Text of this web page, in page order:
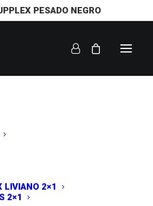
PESADO NEGRO
LIVIANO 2×1
2×1
PUNTUACIÓN MEDIA
POR LOS ÚLTIMOS
PRECIO: ALTO A BAJO